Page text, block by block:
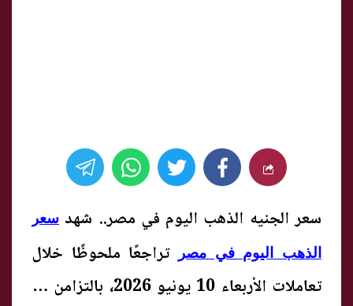
سعر الجنيه الذهب اليوم في مصر.. شهد سعر
الذهب اليوم في مصر تراجعًا ملحوظًا خلال
تعاملات الأربعاء 10 يونيو 2026، بالتزامن مع